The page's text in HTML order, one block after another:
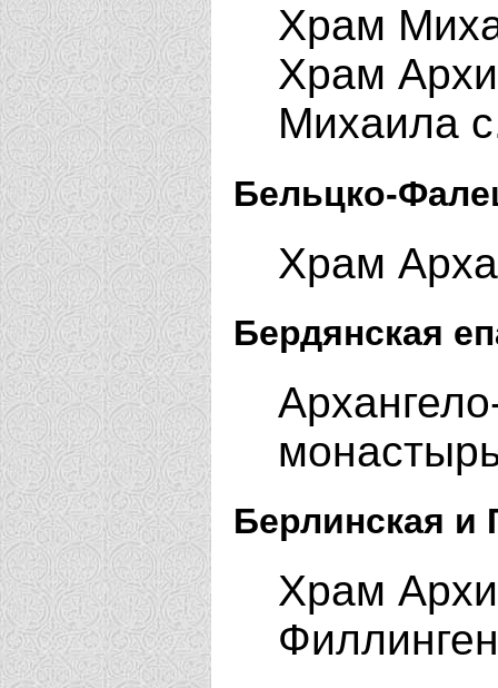
Храм
Храм
Михаила
Бельцко-
Храм
Бердянская
Берлинская и
Храм